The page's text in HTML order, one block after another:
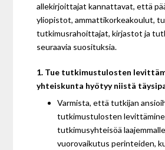
allekirjoittajat kannattavat, että
yliopistot, ammattikorkeakoulut,
tutkimusrahoittajat, kirjastot ja
seuraavia suosituksia.
1. Tue tutkimustulosten
yhteiskunta hyötyy niistä
Varmista, että tutkijan
tutkimustulosten
tutkimusyhteisöä
vuorovaikutus perinteiden,